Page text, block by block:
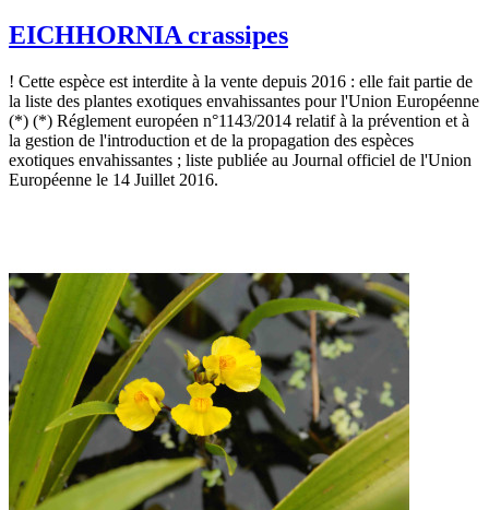
EICHHORNIA crassipes
! Cette espèce est interdite à la vente depuis 2016 : elle fait partie de
la liste des plantes exotiques envahissantes pour l'Union Européenne
(*) (*) Réglement européen n°1143/2014 relatif à la prévention et à
la gestion de l'introduction et de la propagation des espèces
exotiques envahissantes ; liste publiée au Journal officiel de l'Union
Européenne le 14 Juillet 2016.